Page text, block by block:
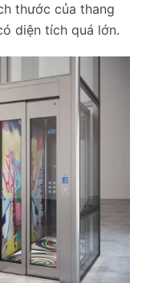
thước của thang
diện tích quá lớn.